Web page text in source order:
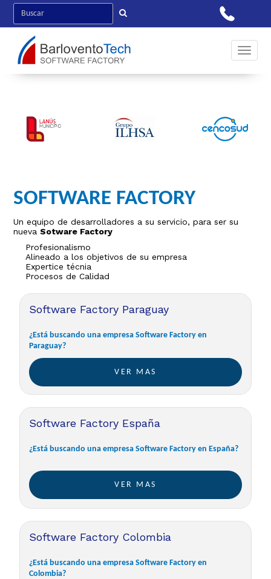
Toggle
SOFTWARE FACTORY
Un equipo de desarrolladores a su servicio, para ser su
nuevaSotware Factory
Profesionalismo
Alineado a los objetivos de su empresa
Expertice técnia
Procesos de Calidad
Software Factory Paraguay
¿Está buscando una empresa Software Factory en
Paraguay?
VER MAS
Software Factory España
¿Está buscando una empresa Software Factory en España?
VER MAS
Software Factory Colombia
¿Está buscando una empresa Software Factory en
Colombia?